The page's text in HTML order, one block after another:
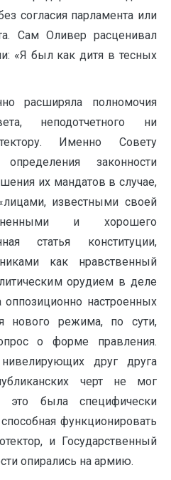
согласия парламента или
Сам Оливер расценивал
«Я был как дитя в тесных
расширяла полномочия
неподотчетного ни
Именно Совету
законности
их мандатов в случае,
известными своей
и хорошего
статья конституции,
как нравственный
орудием в деле
оппозиционно настроенных
нового режима, по сути,
о форме правления.
друг друга
черт не мог
это была специфически
функционировать
и Государственный
опирались на армию.